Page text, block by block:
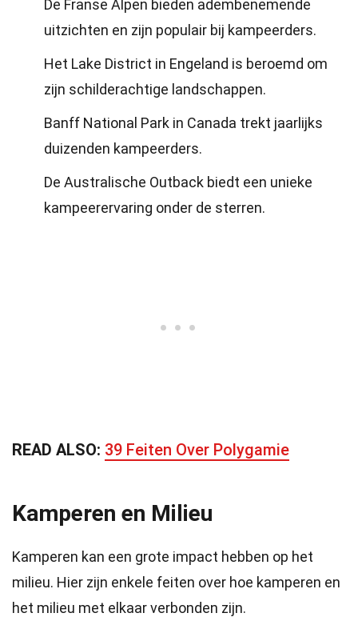
De Franse Alpen bieden adembenemende
uitzichten en zijn populair bij kampeerders.
Het Lake District in Engeland is beroemd om
zijn schilderachtige landschappen.
Banff National Park in Canada trekt jaarlijks
duizenden kampeerders.
De Australische Outback biedt een unieke
kampeerervaring onder de sterren.
READ ALSO: 39 Feiten Over Polygamie
Kamperen en Milieu
Kamperen kan een grote impact hebben op het
milieu. Hier zijn enkele feiten over hoe kamperen en
het milieu met elkaar verbonden zijn.